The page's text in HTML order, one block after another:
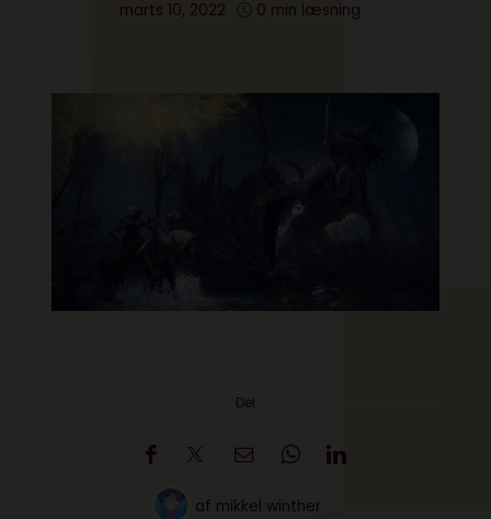
marts 10, 2022 0 min læsning
Del
af mikkel winther